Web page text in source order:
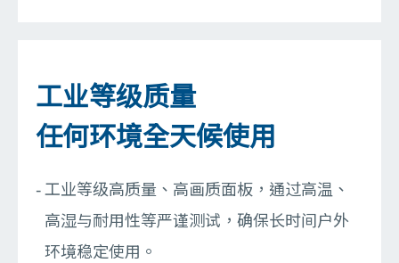
工业等级质量
任何环境全天候使用
工业等级高质量、高画质面板，通过高温、
高湿与耐用性等严谨测试，确保长时间户外
环境稳定使用。